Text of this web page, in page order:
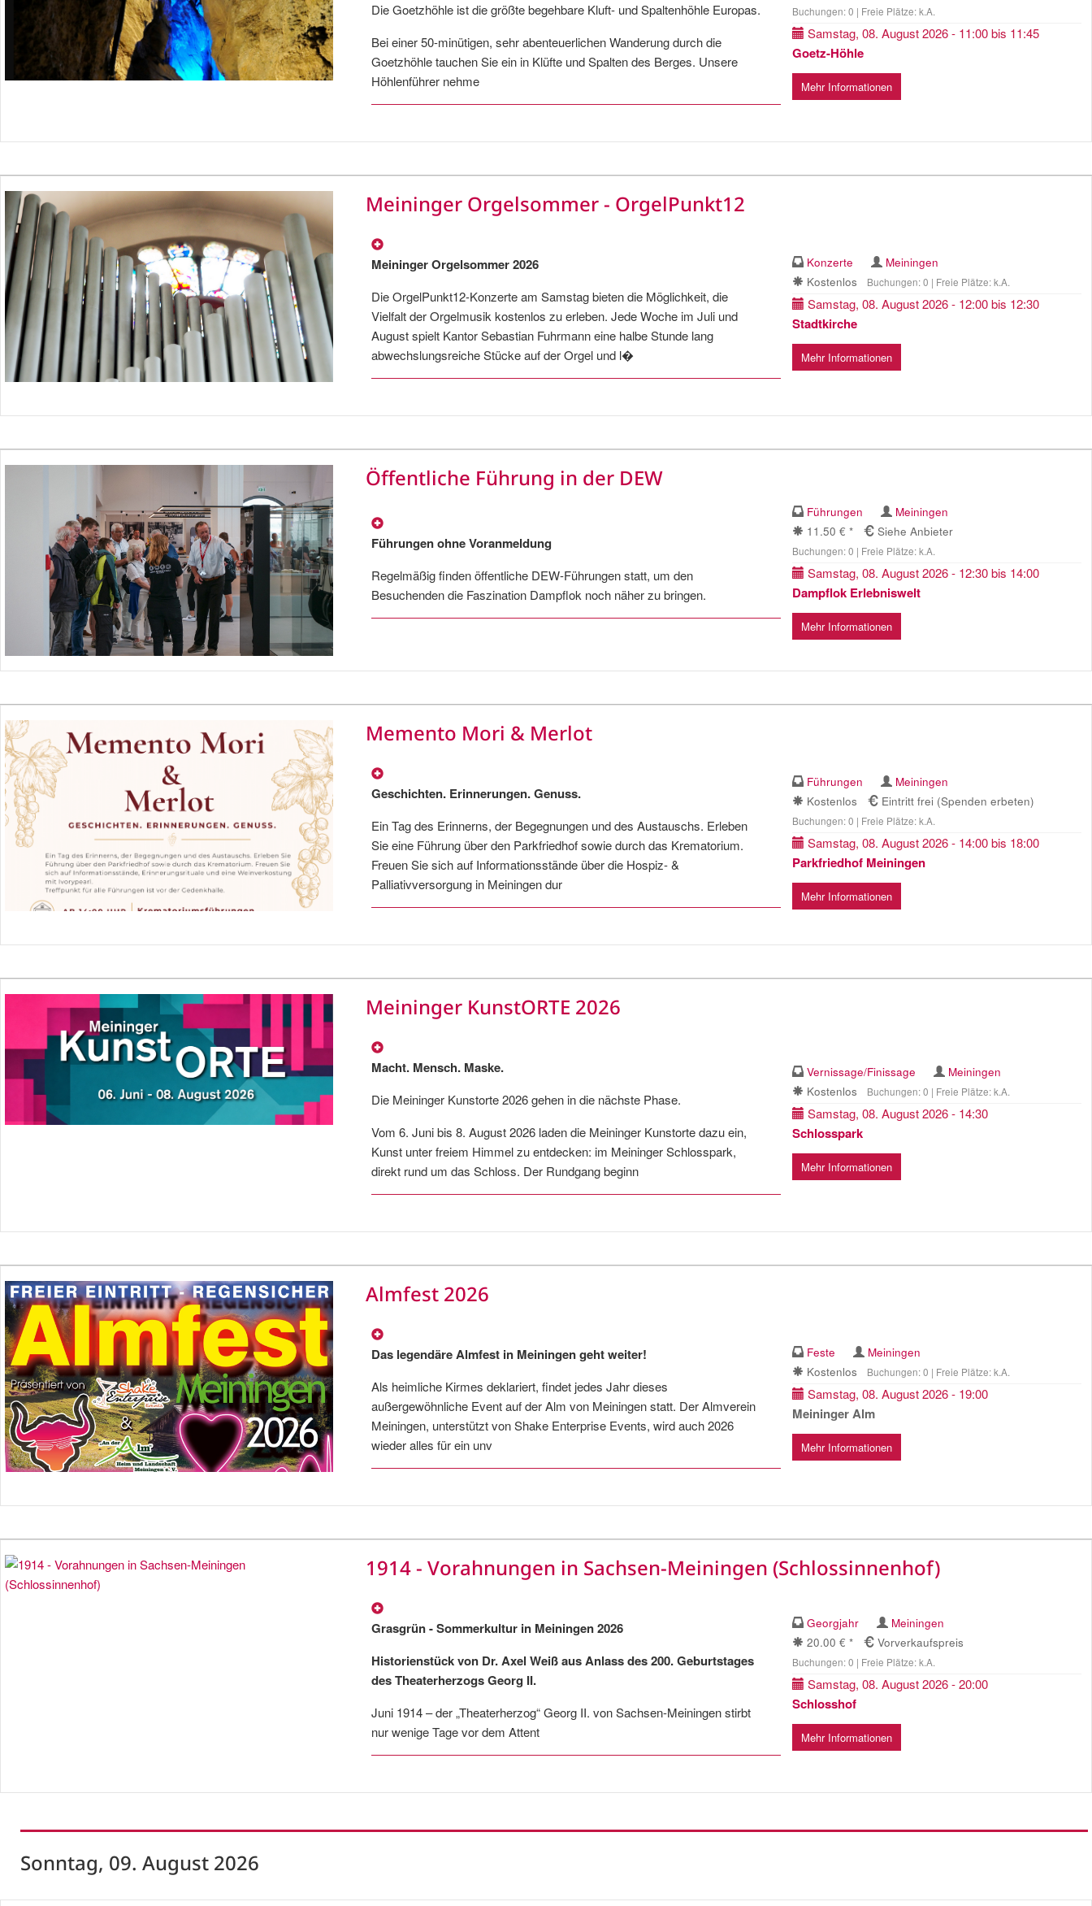
Die Goetzhöhle ist die größte begehbare Kluft- und Spaltenhöhle Europas.
Bei einer 50-minütigen, sehr abenteuerlichen Wanderung durch die
Goetzhöhle tauchen Sie ein in Klüfte und Spalten des Berges. Unsere
Höhlenführer nehme
Buchungen: 0 | Freie Plätze: k.A.
Samstag, 08. August 2026 - 11:00 bis 11:45
Goetz-Höhle
Mehr Informationen
Meininger Orgelsommer - OrgelPunkt12
Meininger Orgelsommer 2026
Die OrgelPunkt12-Konzerte am Samstag bieten die Möglichkeit, die
Vielfalt der Orgelmusik kostenlos zu erleben. Jede Woche im Juli und
August spielt Kantor Sebastian Fuhrmann eine halbe Stunde lang
abwechslungsreiche Stücke auf der Orgel und l�
Konzerte
Meiningen
Kostenlos
Buchungen: 0 | Freie Plätze: k.A.
Samstag, 08. August 2026 - 12:00 bis 12:30
Stadtkirche
Mehr Informationen
Öffentliche Führung in der DEW
Führungen ohne Voranmeldung
Regelmäßig finden öffentliche DEW-Führungen statt, um den
Besuchenden die Faszination Dampflok noch näher zu bringen.
Führungen
Meiningen
11.50 € *
Siehe Anbieter
Buchungen: 0 | Freie Plätze: k.A.
Samstag, 08. August 2026 - 12:30 bis 14:00
Dampflok Erlebniswelt
Mehr Informationen
Memento Mori & Merlot
Geschichten. Erinnerungen. Genuss.
Ein Tag des Erinnerns, der Begegnungen und des Austauschs. Erleben
Sie eine Führung über den Parkfriedhof sowie durch das Krematorium.
Freuen Sie sich auf Informationsstände über die Hospiz- &
Palliativversorgung in Meiningen dur
Führungen
Meiningen
Kostenlos
Eintritt frei (Spenden erbeten)
Buchungen: 0 | Freie Plätze: k.A.
Samstag, 08. August 2026 - 14:00 bis 18:00
Parkfriedhof Meiningen
Mehr Informationen
Meininger KunstORTE 2026
Macht. Mensch. Maske.
Die Meininger Kunstorte 2026 gehen in die nächste Phase.
Vom 6. Juni bis 8. August 2026 laden die Meininger Kunstorte dazu ein,
Kunst unter freiem Himmel zu entdecken: im Meininger Schlosspark,
direkt rund um das Schloss. Der Rundgang beginn
Vernissage/Finissage
Meiningen
Kostenlos
Buchungen: 0 | Freie Plätze: k.A.
Samstag, 08. August 2026 - 14:30
Schlosspark
Mehr Informationen
Almfest 2026
Das legendäre Almfest in Meiningen geht weiter!
Als heimliche Kirmes deklariert, findet jedes Jahr dieses
außergewöhnliche Event auf der Alm von Meiningen statt. Der Almverein
Meiningen, unterstützt von Shake Enterprise Events, wird auch 2026
wieder alles für ein unv
Feste
Meiningen
Kostenlos
Buchungen: 0 | Freie Plätze: k.A.
Samstag, 08. August 2026 - 19:00
Meininger Alm
Mehr Informationen
1914 - Vorahnungen in Sachsen-Meiningen (Schlossinnenhof)
Grasgrün - Sommerkultur in Meiningen 2026
Historienstück von Dr. Axel Weiß aus Anlass des 200. Geburtstages
des Theaterherzogs Georg II.
Juni 1914 – der „Theaterherzog“ Georg II. von Sachsen-Meiningen stirbt
nur wenige Tage vor dem Attent
Georgjahr
Meiningen
20.00 € *
Vorverkaufspreis
Buchungen: 0 | Freie Plätze: k.A.
Samstag, 08. August 2026 - 20:00
Schlosshof
Mehr Informationen
Sonntag, 09. August 2026